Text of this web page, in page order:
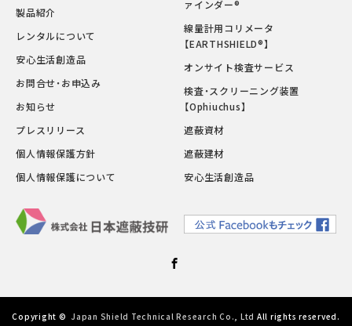
製品紹介
レンタルについて
安心生活創造品
お問合せ・お申込み
お知らせ
プレスリリース
個人情報保護方針
個人情報保護について
ァインダー®
線量計用コリメータ
【EARTHSHIELD®】
オンサイト検査サービス
検査・スクリーニング装置
【Ophiuchus】
遮蔽資材
遮蔽建材
安心生活創造品
Copyright © Japan Shield Technical Research Co., Ltd All rights reserved.